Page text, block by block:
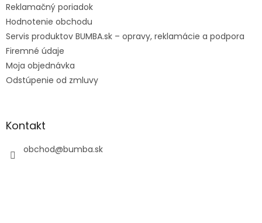
Reklamačný poriadok
Hodnotenie obchodu
Servis produktov BUMBA.sk – opravy, reklamácie a podpora
Firemné údaje
Moja objednávka
Odstúpenie od zmluvy
Kontakt
obchod@bumba.sk